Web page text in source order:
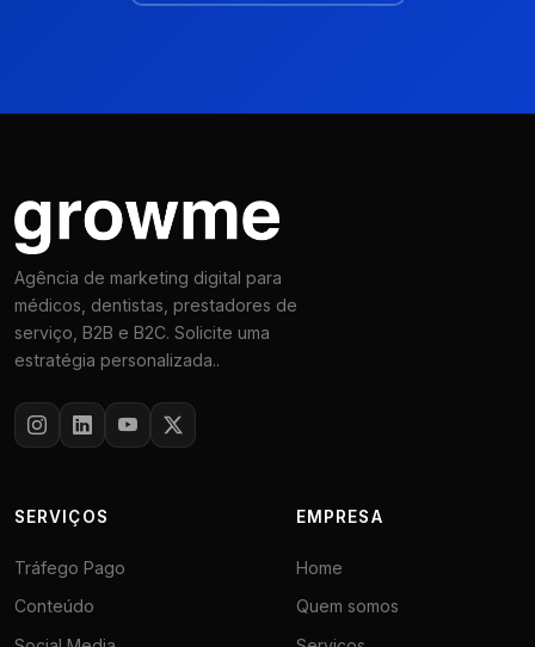
Agência de marketing digital para
médicos, dentistas, prestadores de
serviço, B2B e B2C. Solicite uma
estratégia personalizada..
SERVIÇOS
Tráfego Pago
Conteúdo
EMPRESA
Home
Quem somos